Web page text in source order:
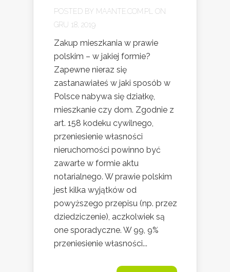
POSTED BY MAANTE.COM.PL
ON
GRU 18, 2019
Zakup mieszkania w prawie
polskim – w jakiej formie?
Zapewne nieraz się
zastanawiałeś w jaki sposób w
Polsce nabywa się działkę,
mieszkanie czy dom. Zgodnie z
art. 158 kodeku cywilnego,
przeniesienie własności
nieruchomości powinno być
zawarte w formie aktu
notarialnego. W prawie polskim
jest kilka wyjątków od
powyższego przepisu (np. przez
dziedziczenie), aczkolwiek są
one sporadyczne. W 99, 9%
przeniesienie własności...